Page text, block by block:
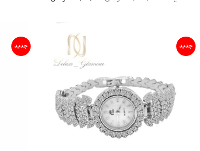
جدید جدید